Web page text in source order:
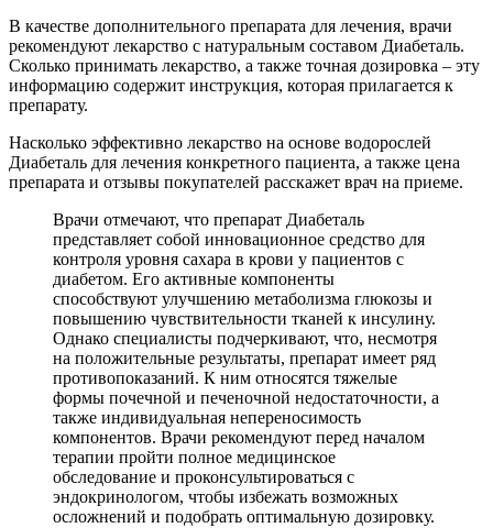
В качестве дополнительного препарата для лечения, врачи
рекомендуют лекарство с натуральным составом Диабеталь.
Сколько принимать лекарство, а также точная дозировка – эту
информацию содержит инструкция, которая прилагается к
препарату.
Насколько эффективно лекарство на основе водорослей
Диабеталь для лечения конкретного пациента, а также цена
препарата и отзывы покупателей расскажет врач на приеме.
Врачи отмечают, что препарат Диабеталь
представляет собой инновационное средство для
контроля уровня сахара в крови у пациентов с
диабетом. Его активные компоненты
способствуют улучшению метаболизма глюкозы и
повышению чувствительности тканей к инсулину.
Однако специалисты подчеркивают, что, несмотря
на положительные результаты, препарат имеет ряд
противопоказаний. К ним относятся тяжелые
формы почечной и печеночной недостаточности, а
также индивидуальная непереносимость
компонентов. Врачи рекомендуют перед началом
терапии пройти полное медицинское
обследование и проконсультироваться с
эндокринологом, чтобы избежать возможных
осложнений и подобрать оптимальную дозировку.